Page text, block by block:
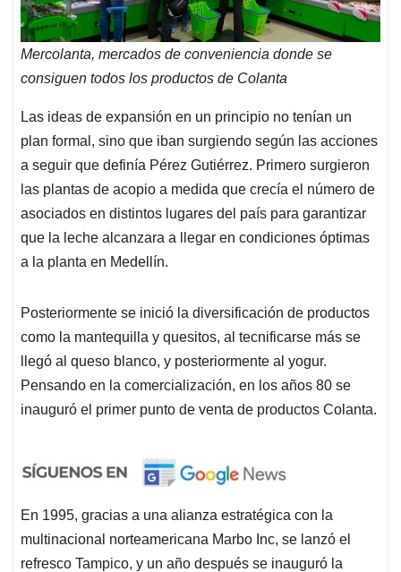
Mercolanta, mercados de conveniencia donde se
consiguen todos los productos de Colanta
Las ideas de expansión en un principio no tenían un
plan formal, sino que iban surgiendo según las acciones
a seguir que definía Pérez Gutiérrez. Primero surgieron
las plantas de acopio a medida que crecía el número de
asociados en distintos lugares del país para garantizar
que la leche alcanzara a llegar en condiciones óptimas
a la planta en Medellín.
Posteriormente se inició la diversificación de productos
como la mantequilla y quesitos, al tecnificarse más se
llegó al queso blanco, y posteriormente al yogur.
Pensando en la comercialización, en los años 80 se
inauguró el primer punto de venta de productos Colanta.
En 1995, gracias a una alianza estratégica con la
multinacional norteamericana Marbo Inc, se lanzó el
refresco Tampico, y un año después se inauguró la